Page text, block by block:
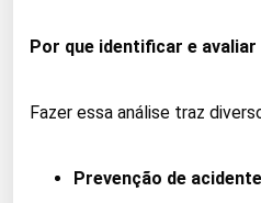
Por que identificar e
Fazer essa análise traz
Prevenção de